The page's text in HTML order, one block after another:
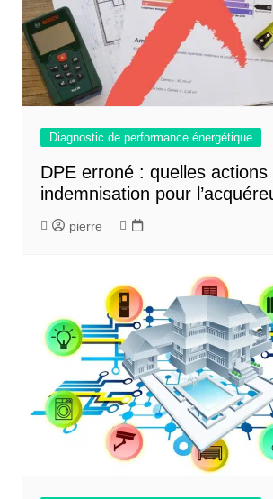
Diagnostic de performance énergétique
DPE erroné : quelles actions
indemnisation pour
pierre